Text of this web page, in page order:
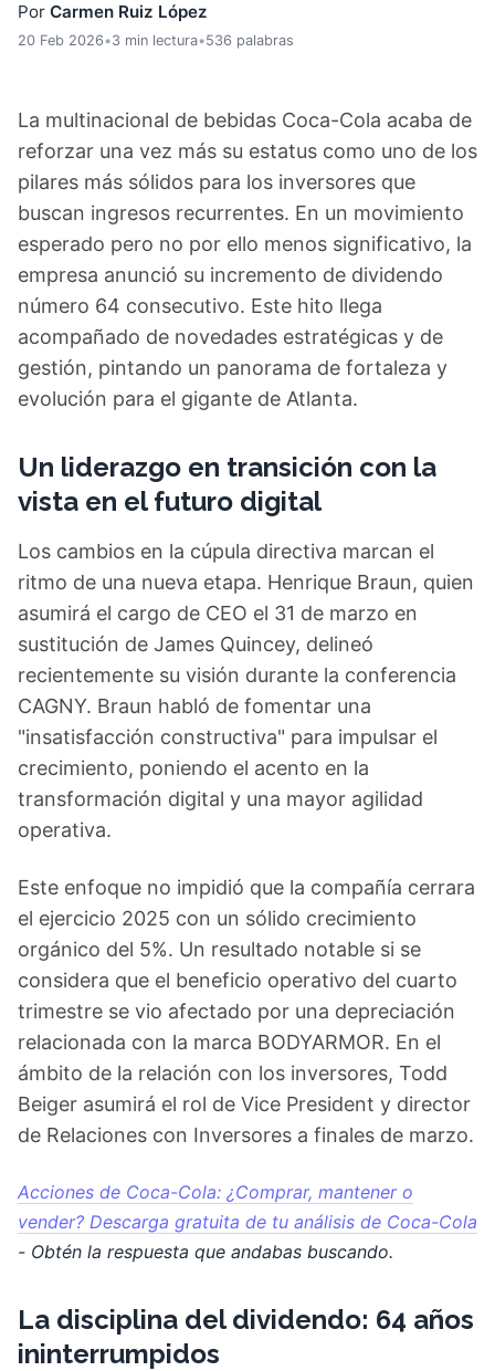
Por Carmen Ruiz López
20 Feb 2026•3 min lectura•536 palabras
La multinacional de bebidas Coca-Cola acaba de
reforzar una vez más su estatus como uno de los
pilares más sólidos para los inversores que
buscan ingresos recurrentes. En un movimiento
esperado pero no por ello menos significativo, la
empresa anunció su incremento de dividendo
número 64 consecutivo. Este hito llega
acompañado de novedades estratégicas y de
gestión, pintando un panorama de fortaleza y
evolución para el gigante de Atlanta.
Un liderazgo en transición con la
vista en el futuro digital
Los cambios en la cúpula directiva marcan el
ritmo de una nueva etapa. Henrique Braun, quien
asumirá el cargo de CEO el 31 de marzo en
sustitución de James Quincey, delineó
recientemente su visión durante la conferencia
CAGNY. Braun habló de fomentar una
"insatisfacción constructiva" para impulsar el
crecimiento, poniendo el acento en la
transformación digital y una mayor agilidad
operativa.
Este enfoque no impidió que la compañía cerrara
el ejercicio 2025 con un sólido crecimiento
orgánico del 5%. Un resultado notable si se
considera que el beneficio operativo del cuarto
trimestre se vio afectado por una depreciación
relacionada con la marca BODYARMOR. En el
ámbito de la relación con los inversores, Todd
Beiger asumirá el rol de Vice President y director
de Relaciones con Inversores a finales de marzo.
Acciones de Coca-Cola: ¿Comprar, mantener o
vender? Descarga gratuita de tu análisis de Coca-Cola
- Obtén la respuesta que andabas buscando.
La disciplina del dividendo: 64 años
ininterrumpidos